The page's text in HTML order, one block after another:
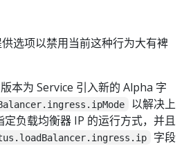
选项以禁用当前这种行为大有裨
本为 Service 引入新的 Alpha 字
以解决上
负载均衡器 IP 的运行方式，并且
字段